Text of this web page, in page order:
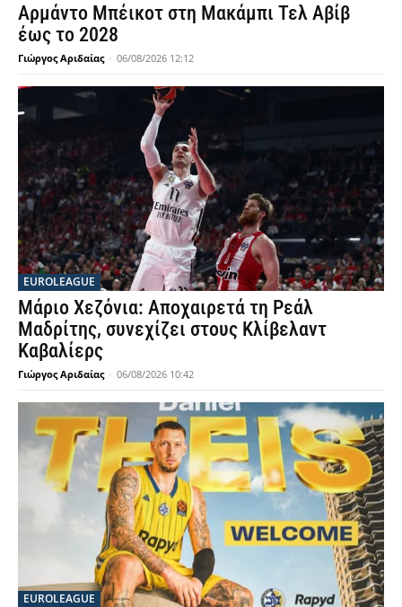
Αρμάντο Μπέικοτ στη Μακάμπι Τελ Αβίβ
έως το 2028
Γιώργος Αριδαίας - 06/08/2026 12:12
EUROLEAGUE
Μάριο Χεζόνια: Αποχαιρετά τη Ρεάλ
Μαδρίτης, συνεχίζει στους Κλίβελαντ
Καβαλίερς
Γιώργος Αριδαίας - 06/08/2026 10:42
EUROLEAGUE